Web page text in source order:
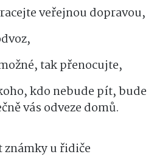
veřejnou dopravou,
tak přenocujte,
kdo nebude pít, bude
vás odveze domů.
známky u řidiče